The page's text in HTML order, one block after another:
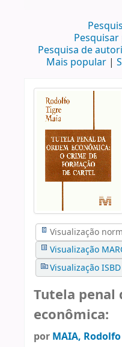
Pesquisa de
Mais popular
Visualização
Visualização
Visualização ISBD
Tutela penal
econômica:
por MAIA,